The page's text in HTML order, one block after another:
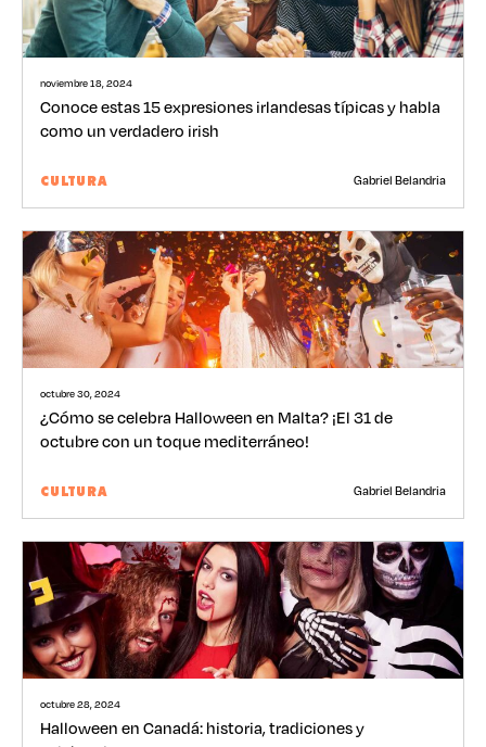
noviembre 18, 2024
Conoce estas 15 expresiones irlandesas típicas y habla
como un verdadero irish
CULTURA Gabriel Belandria
octubre 30, 2024
¿Cómo se celebra Halloween en Malta? ¡El 31 de
octubre con un toque mediterráneo!
CULTURA Gabriel Belandria
octubre 28, 2024
Halloween en Canadá: historia, tradiciones y